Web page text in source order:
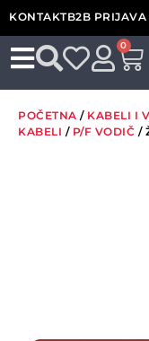
KONTAKTB2B PRIJAVA
0
POČETNA / KABELI I
KABELI / P/F VODIČ /